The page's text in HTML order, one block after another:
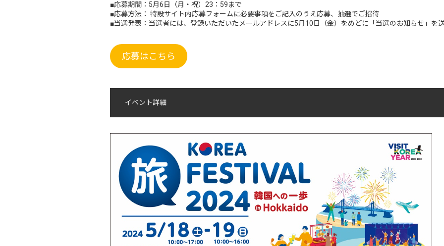
■応募期間：5月6日（月・祝）23：59まで
■応募方法： 特設サイト内応募フォームに必要事項をご記入のうえ応募、抽選でご招待
■当選発表：当選者には、登録いただいたメールアドレスに5月10日（金）をめどに「当選のお知らせ」を送
応募はこちら
イベント詳細